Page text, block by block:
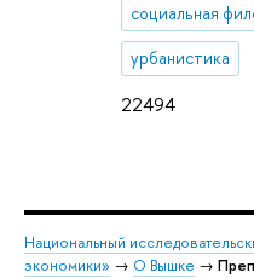
22494
социальная
урбанистика
Национальный
экономики» → О Вышке →